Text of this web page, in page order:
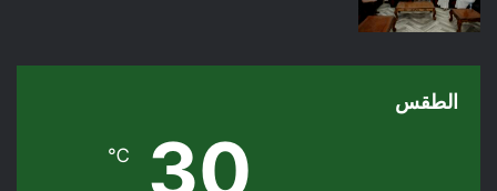
الطقس
30
℃